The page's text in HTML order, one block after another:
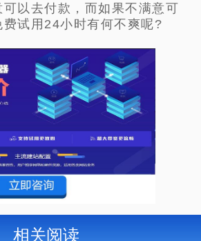
以去付款，而如果不满意可
费试用24小时有何不爽呢?
相关阅读